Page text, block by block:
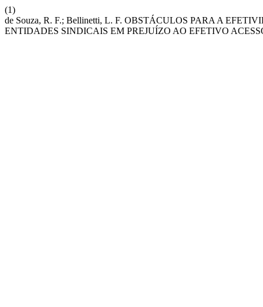
(1)
de Souza, R. F.; Bellinetti, L. F. OBSTÁCULOS PARA A
ENTIDADES SINDICAIS EM PREJUÍZO AO EFETIVO